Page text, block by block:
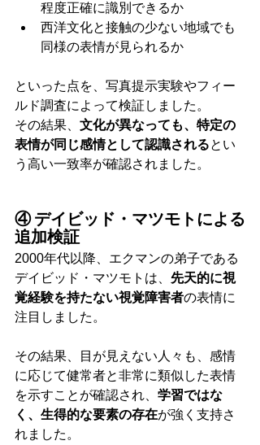
程度正確に識別できるか
西洋文化と接触の少ない地域でも
同様の表情が見られるか
といった点を、写真提示実験やフィー
ルド調査によって検証しました。
その結果、 文化が異なっても、特定の
表情が同じ感情として認識されるとい
う高い一致率が確認されました。
④ デイビッド・マツモトによる
追加検証
2000年代以降、エクマンの弟子である
デイビッド・マツモトは、 先天的に視
覚経験を持たない視覚障害者の表情に
注目しました。
その結果、目が見えない人々も、感情
に応じて健常者と非常に類似した表情
を示すことが確認され、 学習ではな
く、生得的な要素の存在が強く支持さ
れました。